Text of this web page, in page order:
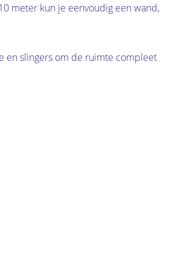
meter kun je eenvoudig een wand,
en slingers om de ruimte compleet